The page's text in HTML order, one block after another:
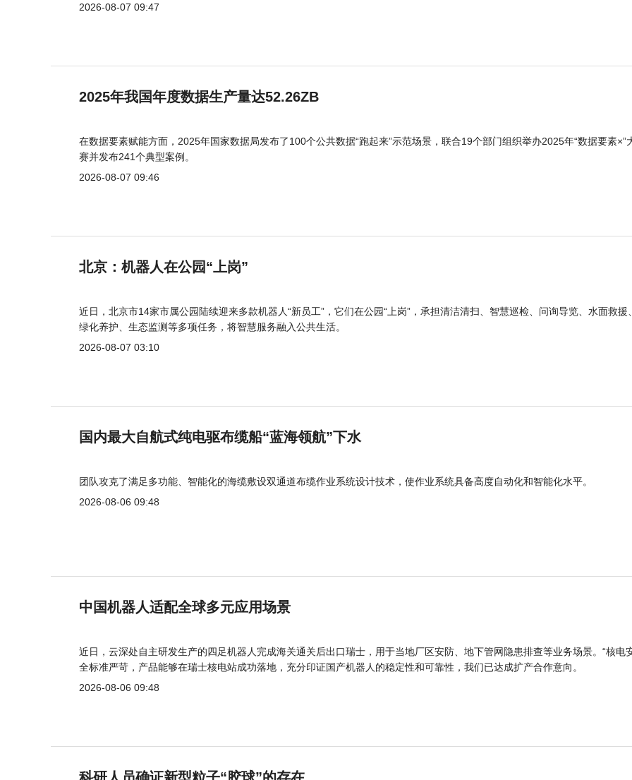
2026-08-07 09:47
2025年我国年度数据生产量达52.26ZB
在数据要素赋能方面，2025年国家数据局发布了100个公共数据“跑起来”示范场景，联合19个部门组织举办2025年“数据要素×”
赛并发布241个典型案例。
2026-08-07 09:46
北京：机器人在公园“上岗”
近日，北京市14家市属公园陆续迎来多款机器人“新员工”，它们在公园“上岗”，承担清洁清扫、智慧巡检、问询导览、水面救援
绿化养护、生态监测等多项任务，将智慧服务融入公共生活。
2026-08-07 03:10
国内最大自航式纯电驱布缆船“蓝海领航”下水
团队攻克了满足多功能、智能化的海缆敷设双通道布缆作业系统设计技术，使作业系统具备高度自动化和智能化水平。
2026-08-06 09:48
中国机器人适配全球多元应用场景
近日，云深处自主研发生产的四足机器人完成海关通关后出口瑞士，用于当地厂区安防、地下管网隐患排查等业务场景。“核电
全标准严苛，产品能够在瑞士核电站成功落地，充分印证国产机器人的稳定性和可靠性，我们已达成扩产合作意向。
2026-08-06 09:48